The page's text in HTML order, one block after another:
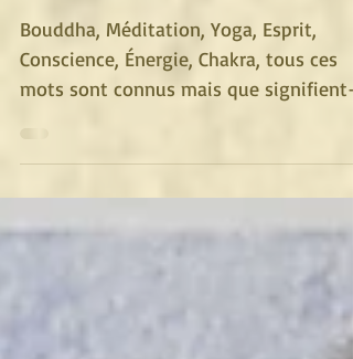
Esprit, Conscience...
Bouddha, Méditation, Yoga, Esprit,
Conscience, Énergie, Chakra, tous ces
ils ? à quelles pratiques...